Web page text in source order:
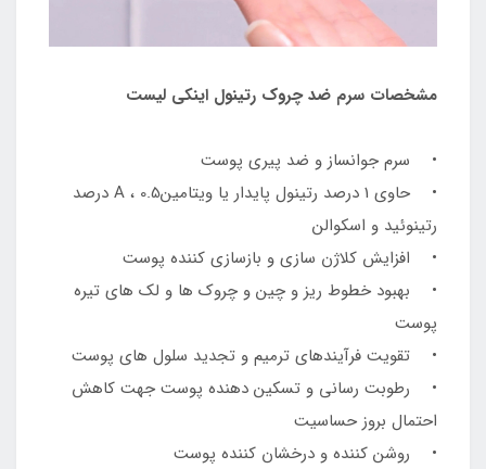
مشخصات سرم ضد چروک رتینول اینکی لیست
• سرم جوانساز و ضد پیری پوست
• حاوی 1 درصد رتینول پایدار یا ویتامینA ، 0.5 درصد
رتینوئید و اسکوالن
• افزایش کلاژن سازی و بازسازی کننده پوست
• بهبود خطوط ریز و چین و چروک ها و لک های تیره
پوست
• تقویت فرآیندهای ترمیم و تجدید سلول های پوست
• رطوبت رسانی و تسکین دهنده پوست جهت کاهش
احتمال بروز حساسیت
• روشن کننده و درخشان کننده پوست